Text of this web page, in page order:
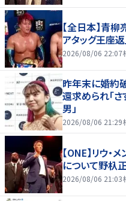
【全日本】青
アタッグ王座
2026/08/06 22:07
昨年末に婚約
還求められ「
男」
2026/08/06 21:29
【ONE】リウ・
について野杁
2026/08/06 21:03